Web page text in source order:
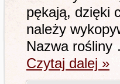
pękają, dzięki
należy
Nazwa rośliny
Czytaj dalej »